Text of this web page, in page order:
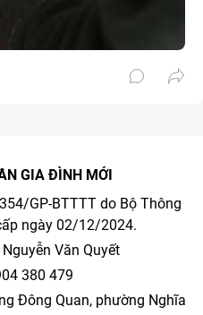
GIA ĐÌNH MỚI
GP-BTTTT do Bộ Thông
ngày 02/12/2024.
Nguyễn Văn Quyết
380 479
Đông Quan, phường Nghĩa